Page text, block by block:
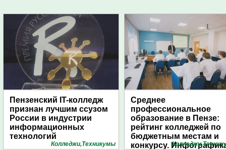
Пензенский IT-колледж
признан лучшим ссузом
России в индустрии
информационных
технологий
Колледжи,Техникумы
Среднее
профессиональное
образование в Пензе:
рейтинг колледжей по
бюджетным местам и
конкурсу.